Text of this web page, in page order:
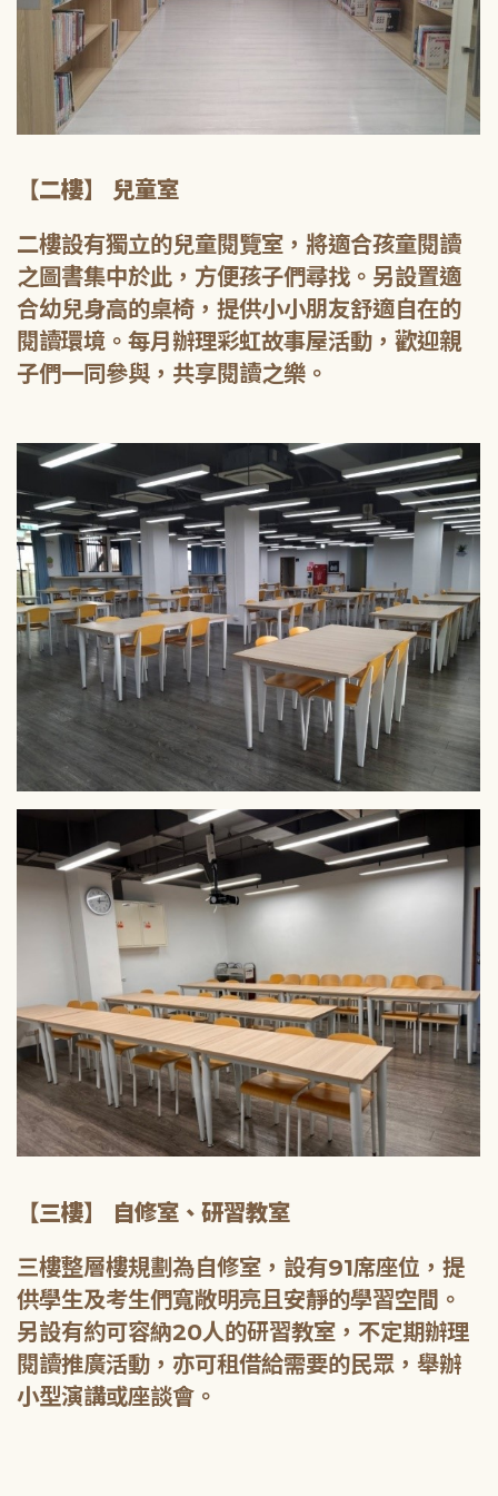
【二樓】 兒童室
二樓設有獨立的兒童閱覽室，將適合孩童閱讀
之圖書集中於此，方便孩子們尋找。另設置適
合幼兒身高的桌椅，提供小小朋友舒適自在的
閱讀環境。每月辦理彩虹故事屋活動，歡迎親
子們一同參與，共享閱讀之樂。
【三樓】 自修室、研習教室
三樓整層樓規劃為自修室，設有91席座位，提
供學生及考生們寬敞明亮且安靜的學習空間。
另設有約可容納20人的研習教室，不定期辦理
閱讀推廣活動，亦可租借給需要的民眾，舉辦
小型演講或座談會。